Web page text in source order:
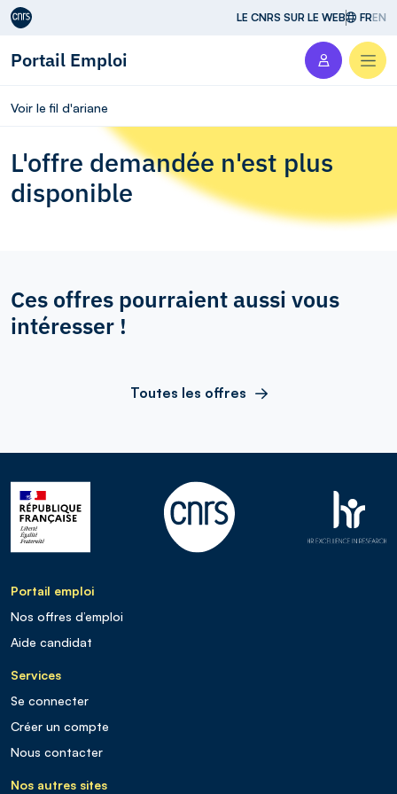
Aller au contenu LE CNRS SUR LE WEB FREN
Portail Emploi
Voir le fil d'ariane
L'offre demandée n'est plus
disponible
Ces offres pourraient aussi vous
intéresser !
Toutes les offres
Portail emploi
Nos offres d’emploi
Aide candidat
Services
Se connecter
Créer un compte
Nous contacter
Nos autres sites